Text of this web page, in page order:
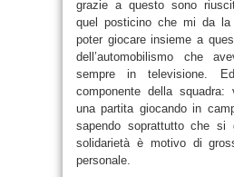
grazie a questo sono
quel posticino che mi da la
poter giocare insieme a
dell’automobilismo che
sempre in televisione.
componente della squadra:
una partita giocando in
sapendo soprattutto che si
solidarietà è motivo di
personale.